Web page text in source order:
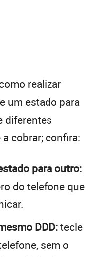
realizar
um estado para
diferentes
cobrar; confira:
para outro:
do telefone que
DDD:tecle
sem o